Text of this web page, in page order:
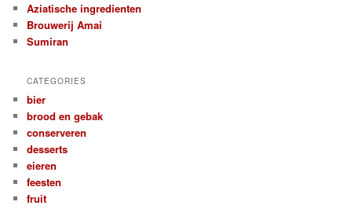
Aziatische ingredienten
Brouwerij Amai
Sumiran
CATEGORIES
bier
brood en gebak
conserveren
desserts
eieren
feesten
fruit